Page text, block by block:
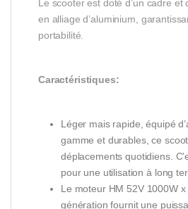
Le scooter est doté d’un cadre et
en alliage d’aluminium,
portabilité.
Caractéristiques:
Léger mais rapide, équipé
gamme et durables, ce
déplacements quotidiens.
pour une utilisation à long
Le moteur HM 52V 1000W
génération fournit une